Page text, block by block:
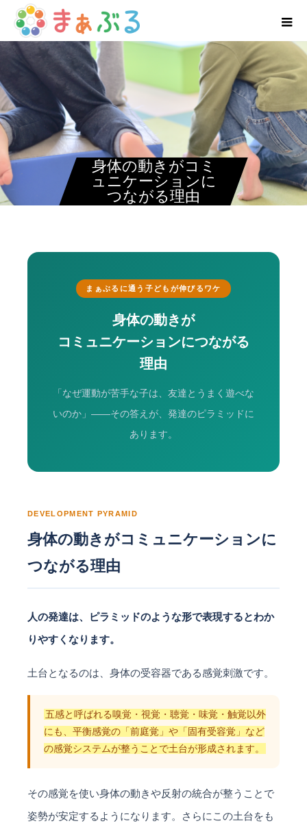
身体の動きがコミ
ュニケーションに
つながる理由
まぁぶるに通う子どもが伸びるワケ
身体の動きが
コミュニケーションにつながる
理由
「なぜ運動が苦手な子は、友達とうまく遊べな
いのか」——その答えが、発達のピラミッドに
あります。
DEVELOPMENT PYRAMID
身体の動きがコミュニケーションに
つながる理由
人の発達は、ピラミッドのような形で表現するとわか
りやすくなります。
土台となるのは、身体の受容器である感覚刺激です。
五感と呼ばれる嗅覚・視覚・聴覚・味覚・触覚以外
にも、平衡感覚の「前庭覚」や「固有受容覚」など
の感覚システムが整うことで土台が形成されます。
その感覚を使い身体の動きや反射の統合が整うことで
姿勢が安定するようになります。さらにこの土台をも